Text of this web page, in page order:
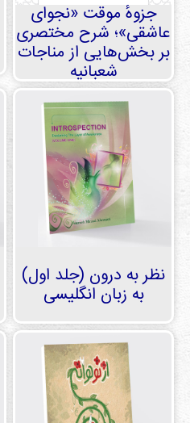
جزوهٔ موقت «نجوای
عاشقی»؛ شرح مختصری
بر بخش‌هایی از مناجات
شعبانیه
نظر به درون (جلد اول)
به زبان انگلیسی